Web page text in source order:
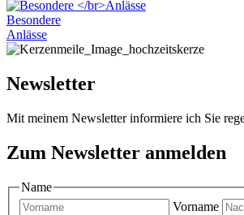
Besondere
Anlässe
Newsletter
Mit meinem Newsletter informiere ich Sie
Zum Newsletter anmelden
Name
Vorname